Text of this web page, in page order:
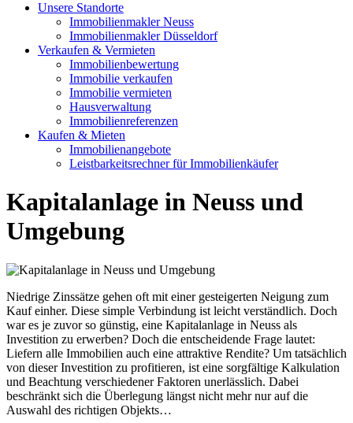
Unsere Standorte
Immobilienmakler Neuss
Immobilienmakler Düsseldorf
Verkaufen & Vermieten
Immobilienbewertung
Immobilie verkaufen
Immobilie vermieten
Hausverwaltung
Immobilienreferenzen
Kaufen & Mieten
Immobilienangebote
Leistbarkeitsrechner für Immobilienkäufer
Kapitalanlage in Neuss und
Umgebung
Niedrige Zinssätze gehen oft mit einer gesteigerten Neigung zum
Kauf einher. Diese simple Verbindung ist leicht verständlich. Doch
war es je zuvor so günstig, eine Kapitalanlage in Neuss als
Investition zu erwerben? Doch die entscheidende Frage lautet:
Liefern alle Immobilien auch eine attraktive Rendite? Um tatsächlich
von dieser Investition zu profitieren, ist eine sorgfältige Kalkulation
und Beachtung verschiedener Faktoren unerlässlich. Dabei
beschränkt sich die Überlegung längst nicht mehr nur auf die
Auswahl des richtigen Objekts…